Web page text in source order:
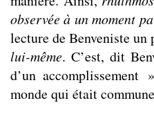
observée à un moment
lecture de Benveniste
lui-même. C’est, dit
d’un
monde qui était